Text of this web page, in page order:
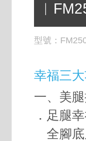
型號：
幸福三
一、美
．足腿
全腳底